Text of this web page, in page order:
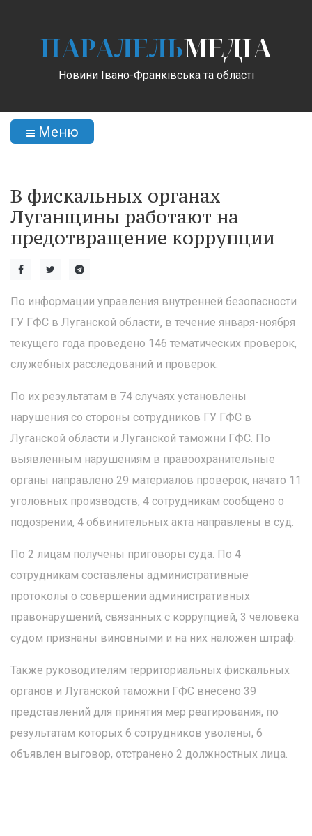
ПАРАЛЕЛЬМЕДІА
Новини Івано-Франківська та області
Меню
В фискальных органах
Луганщины работают на
предотвращение коррупции
По информации управления внутренней безопасности
ГУ ГФС в Луганской области, в течение января-ноября
текущего года проведено 146 тематических проверок,
служебных расследований и проверок.
По их результатам в 74 случаях установлены
нарушения со стороны сотрудников ГУ ГФС в
Луганской области и Луганской таможни ГФС. По
выявленным нарушениям в правоохранительные
органы направлено 29 материалов проверок, начато 11
уголовных производств, 4 сотрудникам сообщено о
подозрении, 4 обвинительных акта направлены в суд.
По 2 лицам получены приговоры суда. По 4
сотрудникам составлены административные
протоколы о совершении административных
правонарушений, связанных с коррупцией, 3 человека
судом признаны виновными и на них наложен штраф.
Также руководителям территориальных фискальных
органов и Луганской таможни ГФС внесено 39
представлений для принятия мер реагирования, по
результатам которых 6 сотрудников уволены, 6
объявлен выговор, отстранено 2 должностных лица.